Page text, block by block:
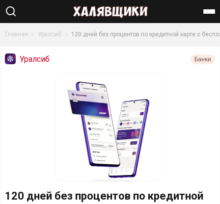
Найти
Главная Уралсиб 120 дней без процентов по кредитной карте с
Уралсиб Банки
120 дней без процентов по кредитной